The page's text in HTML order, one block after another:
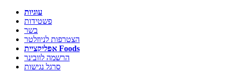
עוגיות
פשטידות
בשר
הצטרפות לניוזלטר
אפליקציית Foods
הרשמה לוובינר
סרגל נגישות